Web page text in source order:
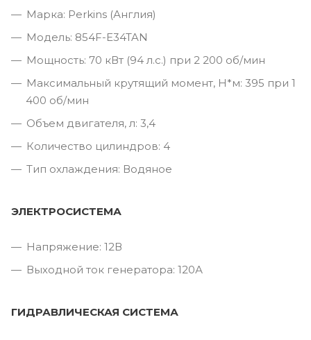
Марка: Perkins (Англия)
Модель: 854F-E34TAN
Мощность: 70 кВт (94 л.с.) при 2 200 об/мин
Максимальный крутящий момент, Н*м: 395 при 1
400 об/мин
Объем двигателя, л: 3,4
Количество цилиндров: 4
Тип охлаждения: Водяное
ЭЛЕКТРОСИСТЕМА
Напряжение: 12В
Выходной ток генератора: 120А
ГИДРАВЛИЧЕСКАЯ СИСТЕМА